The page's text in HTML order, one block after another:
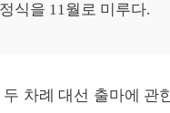
식을 11월로 미루다.
차례 대선 출마에 관